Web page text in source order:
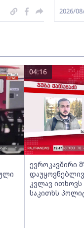
2026/
ევროკავშირი
კვლავ ითხოვს
საკითხს
04:16